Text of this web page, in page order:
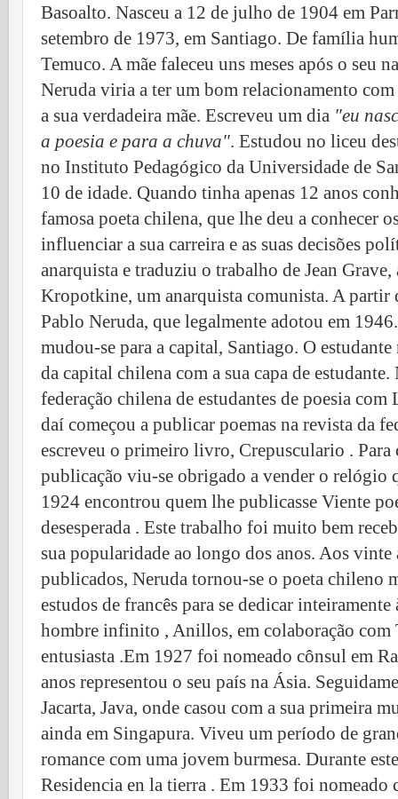
Basoalto. Nasceu a 12 de julho de 1904 em
setembro de 1973, em Santiago. De família
Temuco. A mãe faleceu uns meses após o seu
Neruda viria a ter um bom relacionamento
a sua verdadeira mãe. Escreveu um dia "eu
a poesia e para a chuva". Estudou no liceu
no Instituto Pedagógico da Universidade de
10 de idade. Quando tinha apenas 12 anos
famosa poeta chilena, que lhe deu a conhecer
influenciar a sua carreira e as suas decisões
anarquista e traduziu o trabalho de Jean
Kropotkine, um anarquista comunista. A partir
Pablo Neruda, que legalmente adotou em
mudou-se para a capital, Santiago. O
da capital chilena com a sua capa de
federação chilena de estudantes de poesia
daí começou a publicar poemas na revista da
escreveu o primeiro livro, Crepusculario . Para
publicação viu-se obrigado a vender o relógio
1924 encontrou quem lhe publicasse Viente
desesperada . Este trabalho foi muito bem
sua popularidade ao longo dos anos. Aos
publicados, Neruda tornou-se o poeta chileno
estudos de francês para se dedicar
hombre infinito , Anillos, em colaboração com
entusiasta .Em 1927 foi nomeado cônsul em
anos representou o seu país na Ásia.
Jacarta, Java, onde casou com a sua primeira
ainda em Singapura. Viveu um período de
romance com uma jovem burmesa. Durante
Residencia en la tierra . Em 1933 foi nomeado